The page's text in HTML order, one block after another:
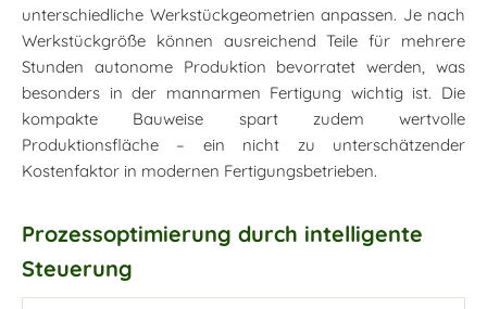
unterschiedliche Werkstückgeometrien anpassen. Je nach
Werkstückgröße können ausreichend Teile für mehrere
Stunden autonome Produktion bevorratet werden, was
besonders in der mannarmen Fertigung wichtig ist. Die
kompakte Bauweise spart zudem wertvolle
Produktionsfläche – ein nicht zu unterschätzender
Kostenfaktor in modernen Fertigungsbetrieben.
Prozessoptimierung durch intelligente
Steuerung